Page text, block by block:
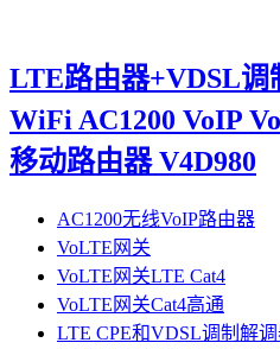
LTE路由器+VDSL调
WiFi AC1200 VoIP
移动路由器 V4D980
AC1200无线VoIP路由器
VoLTE网关
VoLTE网关LTE Cat4
VoLTE网关Cat4高通
LTE CPE和VDSL调制解